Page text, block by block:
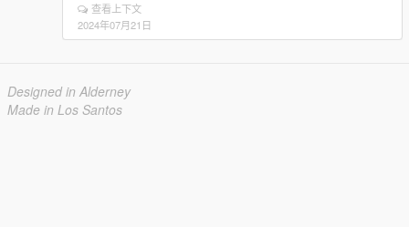
查看上下文
2024年07月21日
Designed in Alderney
Made in Los Santos